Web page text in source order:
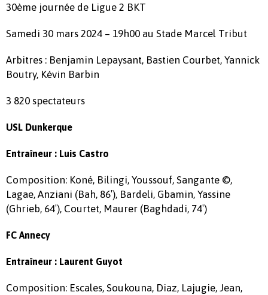
30ème journée de Ligue 2 BKT
Samedi 30 mars 2024 – 19h00 au Stade Marcel Tribut
Arbitres : Benjamin Lepaysant, Bastien Courbet, Yannick
Boutry, Kévin Barbin
3 820 spectateurs
USL Dunkerque
Entraîneur : Luis Castro
Composition: Koné, Bilingi, Youssouf, Sangante ©,
Lagae, Anziani (Bah, 86′), Bardeli, Gbamin, Yassine
(Ghrieb, 64′), Courtet, Maurer (Baghdadi, 74′)
FC Annecy
Entraîneur : Laurent Guyot
Composition: Escales, Soukouna, Diaz, Lajugie, Jean,